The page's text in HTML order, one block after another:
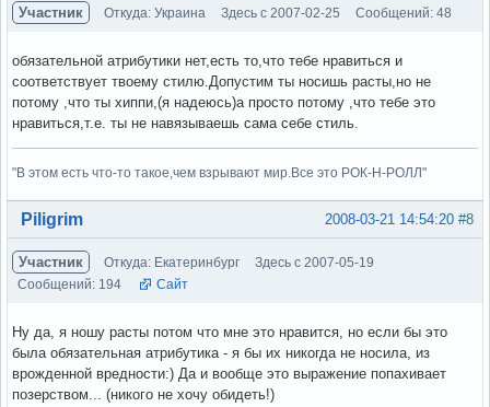
Участник Откуда: Украина Здесь с 2007-02-25 Сообщений: 48
обязательной атрибутики нет,есть то,что тебе нравиться и
соответствует твоему стилю.Допустим ты носишь расты,но не
потому ,что ты хиппи,(я надеюсь)а просто потому ,что тебе это
нравиться,т.е. ты не навязываешь сама себе стиль.
"В этом есть что-то такое,чем взрывают мир.Все это РОК-Н-РОЛЛ"
Вне форума #8
2008-03-21 14:54:20
Piligrim
Участник Откуда: Екатеринбург
Здесь с 2007-05-19
Сообщений: 194
Сайт
Ну да, я ношу расты потом что мне это нравится, но если бы это
была обязательная атрибутика - я бы их никогда не носила, из
врожденной вредности:) Да и вообще это выражение попахивает
позерством... (никого не хочу обидеть!)